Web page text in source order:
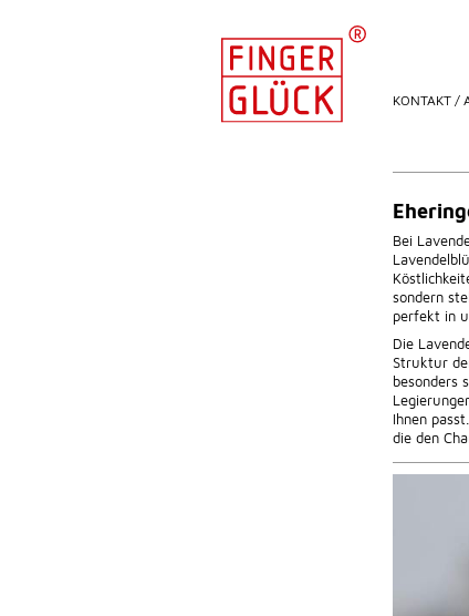
KONTAKT /
Bei
sondern
perfekt in
Die
Struktur
besonders
Ihnen
die den